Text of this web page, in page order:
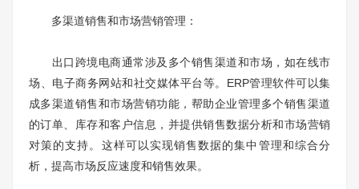
多渠道销售和市场营销管理：
出口跨境电商通常涉及多个销售渠道和市场，如在线市
场、电子商务网站和社交媒体平台等。ERP管理软件可以集
成多渠道销售和市场营销功能，帮助企业管理多个销售渠道
的订单、库存和客户信息，并提供销售数据分析和市场营销
对策的支持。这样可以实现销售数据的集中管理和综合分
析，提高市场反应速度和销售效果。